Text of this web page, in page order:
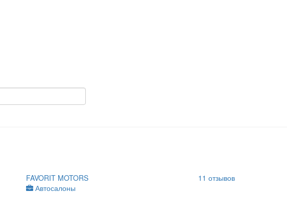
FAVORIT MOTORS
Автосалоны
11 отзывов